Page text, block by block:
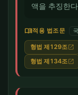
액을 추징한
menu_book적용 법조문
형법 제129조 open_in_new
형법 제134조 open_in_new